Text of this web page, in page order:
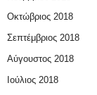
Οκτώβριος 2018
Σεπτέμβριος 2018
Αύγουστος 2018
Ιούλιος 2018